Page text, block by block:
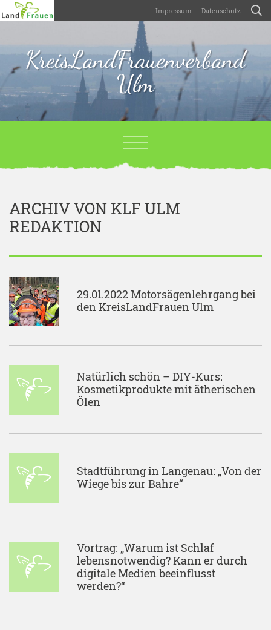
Impressum Datenschutz
KreisLandFrauenverband
Ulm
ARCHIV VON KLF ULM
REDAKTION
29.01.2022 Motorsägenlehrgang bei
den KreisLandFrauen Ulm
Natürlich schön – DIY-Kurs:
Kosmetikprodukte mit ätherischen
Ölen
Stadtführung in Langenau: „Von der
Wiege bis zur Bahre“
Vortrag: „Warum ist Schlaf
lebensnotwendig? Kann er durch
digitale Medien beeinflusst
werden?“